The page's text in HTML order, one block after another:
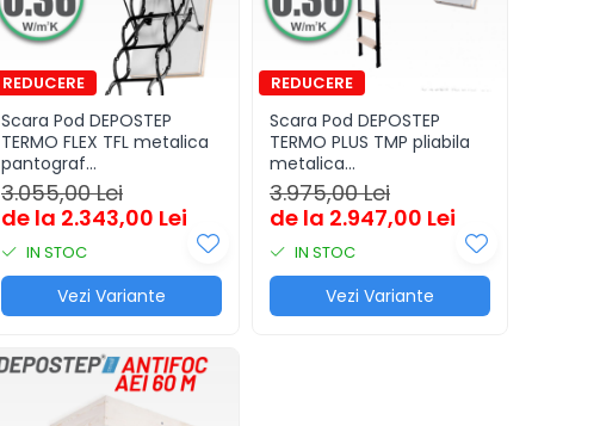
Scara Pod DEPOSTEP
TERMO FLEX TFL metalica
pantograf
supertermoizolata
3.055,00 Lei
de la 2.343,00 Lei
IN STOC
Vezi Variante
Scara Pod DEPOSTEP
TERMO PLUS TMP pliabila
metalica
supertermoizolata
3.975,00 Lei
de la 2.947,00 Lei
IN STOC
Vezi Variante